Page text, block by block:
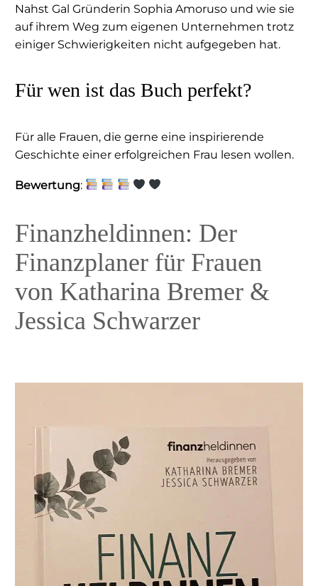
Nahst Gal Gründerin Sophia Amoruso und wie sie
auf ihrem Weg zum eigenen Unternehmen trotz
einiger Schwierigkeiten nicht aufgegeben hat.
Für wen ist das Buch perfekt?
Für alle Frauen, die gerne eine inspirierende
Geschichte einer erfolgreichen Frau lesen wollen.
Bewertung:
Finanzheldinnen: Der
Finanzplaner für Frauen
von Katharina Bremer &
Jessica Schwarzer